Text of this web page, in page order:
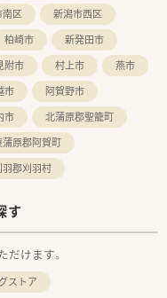
店舗運営を徹底している
謝の言葉をいただける喜び
など教育制度が非常に充
識をアップデートできる点
など、万が一の際や将来
、将来への不安なく業務に
南区
新潟市西区
柏崎市
新発田市
附市 村上市
燕市
市
阿賀野市
市
北蒲原郡聖籠町
蒲原郡阿賀町
羽郡刈羽村
す
けます。
ストア